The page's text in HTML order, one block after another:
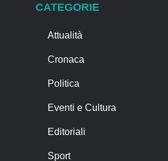
CATEGORIE
Attualità
Cronaca
Politica
Eventi e Cultura
Editoriali
Sport